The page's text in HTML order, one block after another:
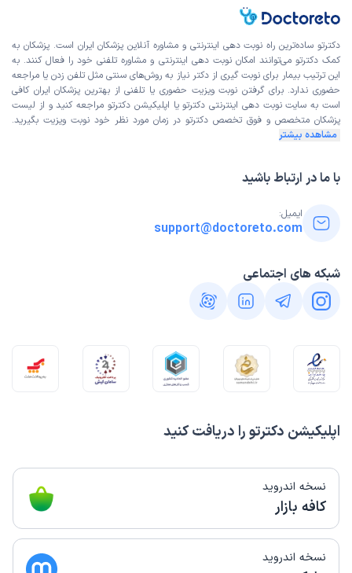
اپلیکیشن دکترتو را دریافت کنید
نسخه اندروید
کافه بازار
نسخه اندروید
دکترتو ساده‌ترین راه نوبت‌ دهی اینترنتی و مشاوره آنلاین پزشکان ایران است. پزشکان به
کمک دکترتو می‌توانند امکان نوبت دهی اینترنتی و مشاوره تلفنی خود را فعال کنند. به
این ترتیب بیمار برای نوبت گیری از دکتر نیاز به روش‌های سنتی مثل تلفن زدن یا مراجعه
حضوری ندارد. برای گرفتن نوبت ویزیت حضوری یا تلفنی از بهترین پزشکان ایران کافی
است به سایت نوبت دهی اینترنتی دکترتو یا اپلیکیشن دکترتو مراجعه کنید و از لیست
پزشکان متخصص و فوق تخصص دکترتو در زمان مورد نظر خود نوبت ویزیت بگیرید.
مشاهده بیشتر
با ما در ارتباط باشید
ایمیل:
support@doctoreto.com
شبکه های اجتماعی